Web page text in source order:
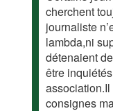
cherchent
journaliste
lambda,ni
détenaient
être
consignes